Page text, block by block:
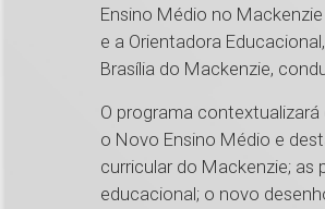
Ensino Médio no
e a Orientadora
Brasília do Mackenzie,
O programa
o Novo Ensino Médio e
curricular do Mackenzie;
educacional; o novo